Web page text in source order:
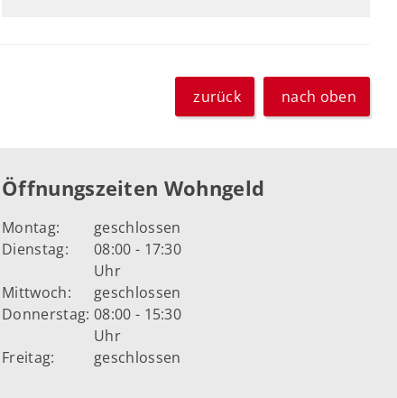
zurück nach oben
Öffnungszeiten Wohngeld
Montag:
geschlossen
Dienstag:
08:00 - 17:30
Uhr
Mittwoch:
geschlossen
Donnerstag: 08:00 - 15:30
Uhr
Freitag:
geschlossen